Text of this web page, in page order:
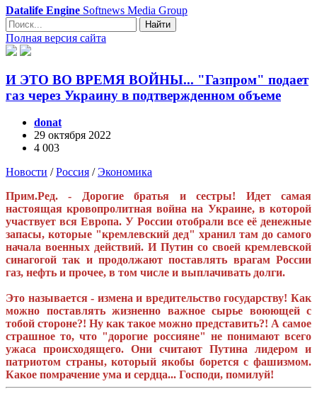
Datalife Engine Softnews Media Group
Найти
Полная версия сайта
И ЭТО ВО ВРЕМЯ ВОЙНЫ... "Газпром" подает
газ через Украину в подтвержденном объеме
donat
29 октября 2022
4 003
Новости /Россия /Экономика
Прим.Ред. - Дорогие братья и сестры! Идет самая
настоящая кровопролитная война на Украине, в которой
участвует вся Европа. У России отобрали все её денежные
запасы, которые "кремлевский дед" хранил там до самого
начала военных действий. И Путин со своей кремлевской
синагогой так и продолжают поставлять врагам России
газ, нефть и прочее, в том числе и выплачивать долги.
Это называется - измена и вредительство государству! Как
можно поставлять жизненно важное сырье воюющей с
тобой стороне?! Ну как такое можно представить?! А самое
страшное то, что "дорогие россияне" не понимают всего
ужаса происходящего. Они считают Путина лидером и
патриотом страны, который якобы борется с фашизмом.
Какое помрачение ума и сердца... Господи, помилуй!